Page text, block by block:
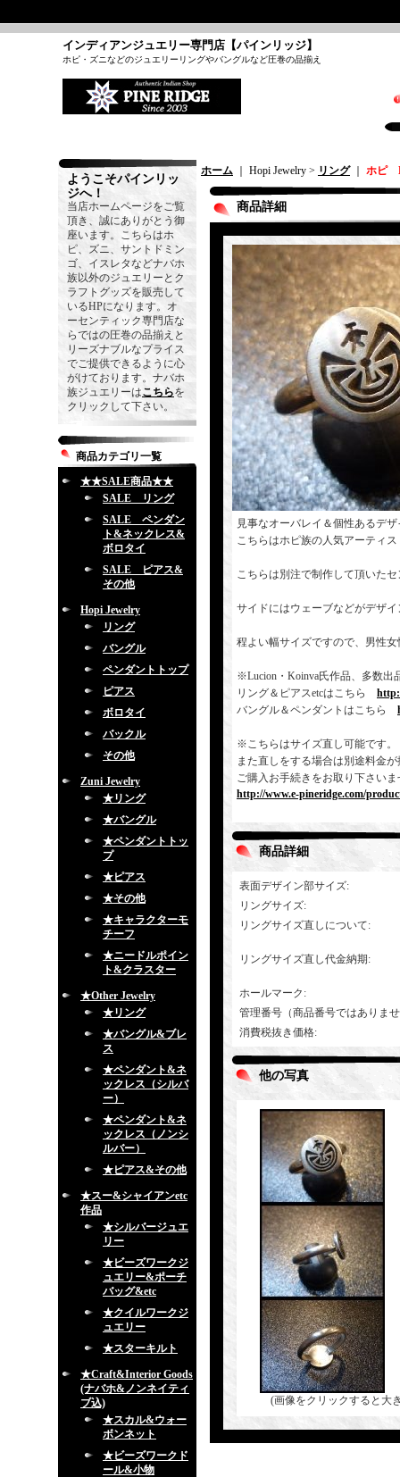
インディアンジュエリー専門店【パインリッジ】
ホピ・ズニなどのジュエリーリングやバングルなど圧巻の品揃え
ようこそパインリッ
ジへ！
当店ホームページをご覧
頂き、誠にありがとう御
座います。こちらはホ
ピ、ズニ、サントドミン
ゴ、イスレタなどナバホ
族以外のジュエリーとク
ラフトグッズを販売して
いるHPになります。オ
ーセンティック専門店な
らではの圧巻の品揃えと
リーズナブルなプライス
でご提供できるように心
がけております。ナバホ
族ジュエリーはこちらを
クリックして下さい。
商品カテゴリ一覧
★★SALE商品★★
SALE リング
SALE ペンダン
ト&ネックレス&
ボロタイ
SALE ピアス&
その他
Hopi Jewelry
リング
バングル
ペンダントトップ
ピアス
ボロタイ
バックル
その他
Zuni Jewelry
★リング
★バングル
★ペンダントトッ
プ
★ピアス
★その他
★キャラクターモ
チーフ
★ニードルポイン
ト&クラスター
★Other Jewelry
★リング
★バングル&ブレ
ス
★ペンダント&ネ
ックレス（シルバ
ー）
★ペンダント&ネ
ックレス（ノンシ
ルバー）
★ピアス&その他
★スー&シャイアンetc
作品
★シルバージュエ
リー
★ビーズワークジ
ュエリー&ポーチ
バッグ&etc
★クイルワークジ
ュエリー
★スターキルト
★Craft&Interior Goods
(ナバホ&ノンネイティ
ブ込)
★スカル&ウォー
ボンネット
★ビーズワークド
ール&小物
ホーム ｜ Hopi Jewelry > リング｜ ホピ
商品詳細
見事なオーバレイ＆個性あるデ
こちらはホピ族の人気アーティ
こちらは別注で制作して頂いた
サイドにはウェーブなどがデザ
程よい幅サイズですので、男性
※Lucion・Koinva氏作品、多数出
リング＆ピアスetcはこちら
バングル＆ペンダントはこちら
※こちらはサイズ直し可能です
また直しをする場合は別途料金
ご購入お手続きをお取り下さいま
http://www.e-pineridge.com/
商品詳細
表面デザイン部サイズ:
リングサイズ:
リングサイズ直しについて:
リングサイズ直し代金納期:
ホールマーク :
管理番号（商品番号ではありま
消費税抜き価格:
他の写真
(画像をクリックすると大